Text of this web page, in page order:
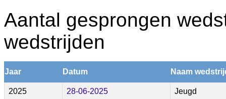
Aantal gesprongen
wedstrijden
Jaar Datum Naam
2025 28-06-2025 Jeugd